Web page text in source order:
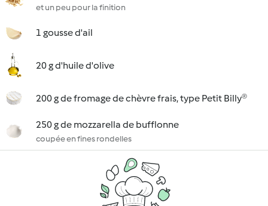
et un peu pour la finition
1 gousse d'ail
20 g d'huile d'olive
200 g de fromage de chèvre frais, type Petit Billy®
250 g de mozzarella de bufflonne
coupée en fines rondelles